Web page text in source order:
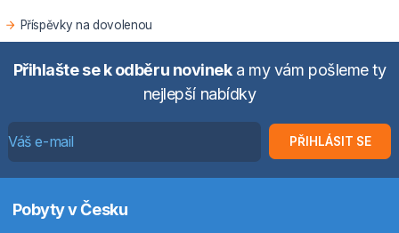
Příspěvky na dovolenou
Přihlašte se k odběru novineka my vám pošleme ty
nejlepší nabídky
PŘIHLÁSIT SE
Pobyty v Česku